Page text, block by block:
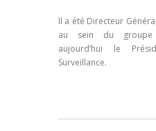
Il a été Directeur
au sein du groupe
aujourd’hui le
Surveillance.